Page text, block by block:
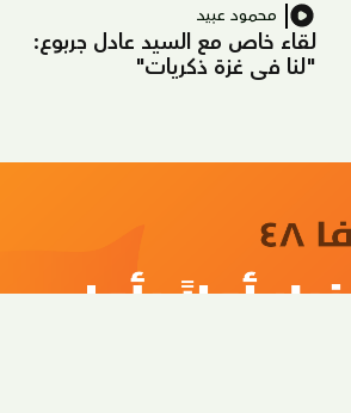
محمود عبيد
لقاء خاص مع السيد عادل جربوع:
"لنا في غزة ذكريات"